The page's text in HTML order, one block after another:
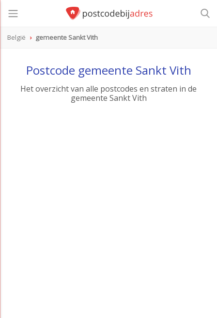
België gemeente Sankt Vith
Postcode gemeente Sankt Vith
Het overzicht van alle postcodes en straten in de
gemeente Sankt Vith